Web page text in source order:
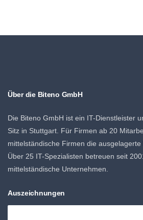
Über die Biteno GmbH
Die Biteno GmbH ist ein IT-Dienstleister
Sitz in Stuttgart. Für Firmen ab 20
mittelständische Firmen die ausgelagerte
Über 25 IT-Spezialisten betreuen seit
mittelständische Unternehmen.
Auszeichnungen